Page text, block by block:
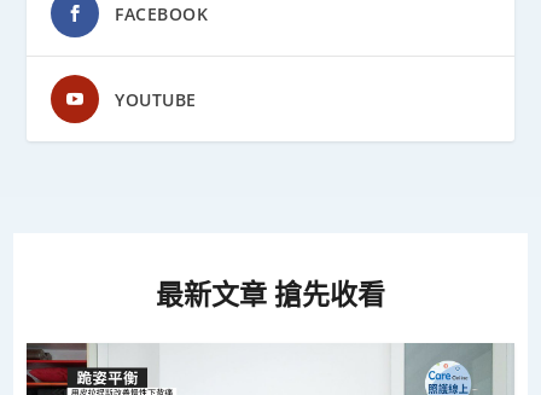
FACEBOOK
YOUTUBE
最新文章 搶先收看